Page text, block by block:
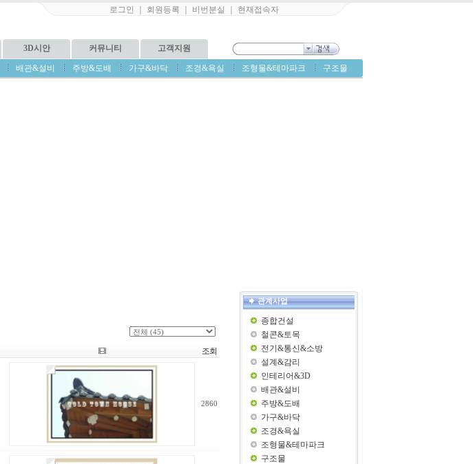
로그인 회원등록 비번분실 현재접속자
3D시안 커뮤니티 고객지원
배관&설비 주방&도배 가구&바닥 조경&욕실 조형물&테마파크 구조물
조회
2860
관계사업
종합건설
철콘&토목
전기&통신&소방
설계&감리
인테리어&3D
배관&설비
주방&도배
가구&바닥
조경&욕실
조형물&테마파크
구조물